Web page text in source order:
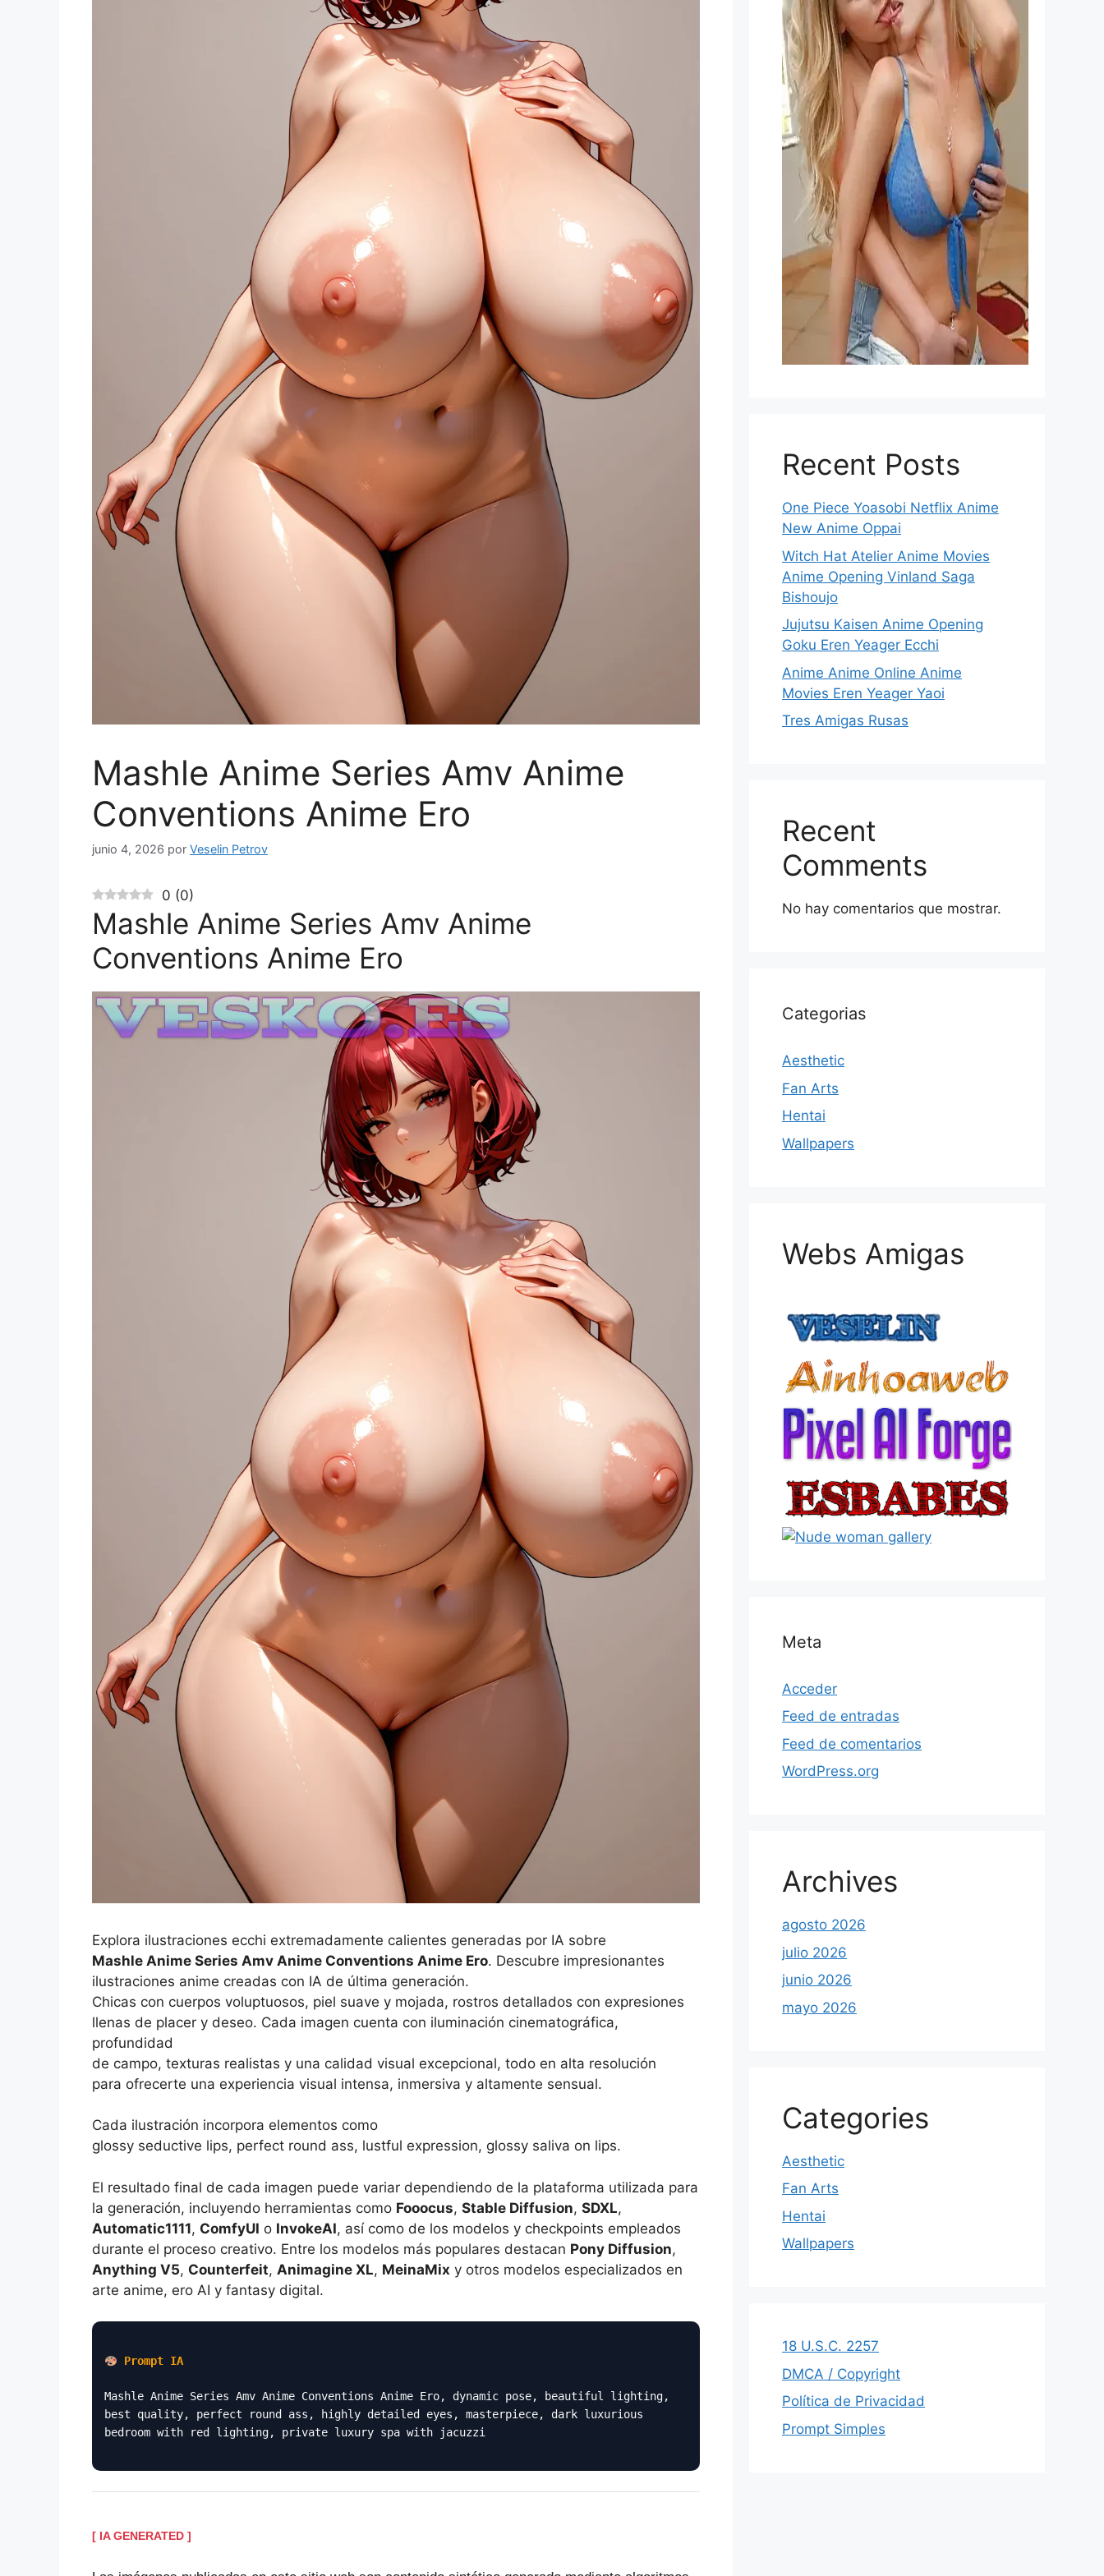
Mashle Anime Series Amv Anime
Conventions Anime Ero
junio 4, 2026 por Veselin Petrov
0 (0)
Mashle Anime Series Amv Anime
Conventions Anime Ero
Explora ilustraciones ecchi extremadamente calientes generadas por IA sobre
Mashle Anime Series Amv Anime Conventions Anime Ero. Descubre impresionantes
ilustraciones anime creadas con IA de última generación.
Chicas con cuerpos voluptuosos, piel suave y mojada, rostros detallados con expresiones
llenas de placer y deseo. Cada imagen cuenta con iluminación cinematográfica,
profundidad
de campo, texturas realistas y una calidad visual excepcional, todo en alta resolución
para ofrecerte una experiencia visual intensa, inmersiva y altamente sensual.
Cada ilustración incorpora elementos como
glossy seductive lips, perfect round ass, lustful expression, glossy saliva on lips.
El resultado final de cada imagen puede variar dependiendo de la plataforma utilizada para
la generación, incluyendo herramientas como Fooocus, Stable Diffusion, SDXL,
Automatic1111, ComfyUI o InvokeAI, así como de los modelos y checkpoints empleados
durante el proceso creativo. Entre los modelos más populares destacan Pony Diffusion,
Anything V5, Counterfeit, Animagine XL, MeinaMix y otros modelos especializados en
arte anime, ero AI y fantasy digital.
Prompt IA
Mashle Anime Series Amv Anime Conventions Anime Ero, dynamic pose, beautiful lighting,
best quality, perfect round ass, highly detailed eyes, masterpiece, dark luxurious
bedroom with red lighting, private luxury spa with jacuzzi
[ IA GENERATED ]
Recent Posts
One Piece Yoasobi Netflix Anime
New Anime Oppai
Witch Hat Atelier Anime Movies
Anime Opening Vinland Saga
Bishoujo
Jujutsu Kaisen Anime Opening
Goku Eren Yeager Ecchi
Anime Anime Online Anime
Movies Eren Yeager Yaoi
Tres Amigas Rusas
Recent
Comments
No hay comentarios que mostrar.
Categorias
Aesthetic
Fan Arts
Hentai
Wallpapers
Webs Amigas
Meta
Acceder
Feed de entradas
Feed de comentarios
WordPress.org
Archives
agosto 2026
julio 2026
junio 2026
mayo 2026
Categories
Aesthetic
Fan Arts
Hentai
Wallpapers
18 U.S.C. 2257
DMCA / Copyright
Política de Privacidad
Prompt Simples